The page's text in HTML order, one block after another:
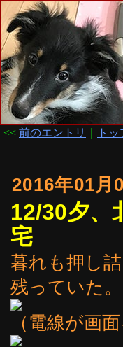
<< 前のエントリ ト
2016年01月
12/30夕、
宅
暮れも押し
残っていた。
（電線が画